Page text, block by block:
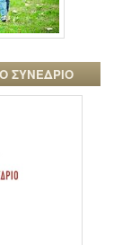
ΣΥΝΕΔΡΙΟ